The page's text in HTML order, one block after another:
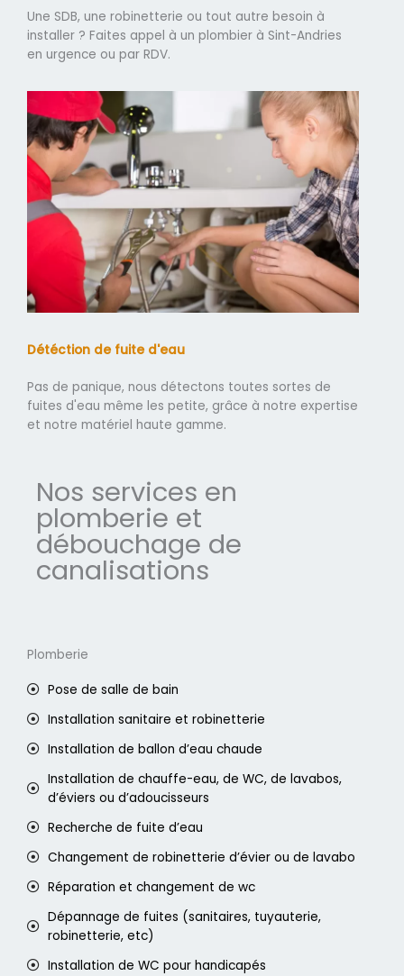
Une SDB, une robinetterie ou tout autre besoin à
installer ? Faites appel à un plombier à Sint-Andries
en urgence ou par RDV.
Détéction de fuite d'eau
Pas de panique, nous détectons toutes sortes de
fuites d'eau même les petite, grâce à notre expertise
et notre matériel haute gamme.
Nos services en
plomberie et
débouchage de
canalisations
Plomberie
Pose de salle de bain
Installation sanitaire et robinetterie
Installation de ballon d’eau chaude
Installation de chauffe-eau, de WC, de lavabos,
d’éviers ou d’adoucisseurs
Recherche de fuite d’eau
Changement de robinetterie d’évier ou de lavabo
Réparation et changement de wc
Dépannage de fuites (sanitaires, tuyauterie,
robinetterie, etc)
Installation de WC pour handicapés